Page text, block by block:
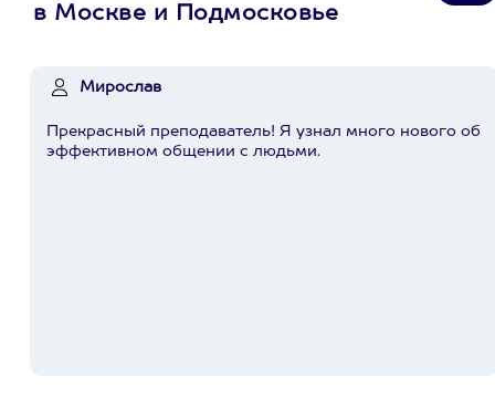
в Москве и Подмосковье
Мирослав
Прекрасный преподаватель! Я узнал много нового об
эффективном общении с людьми.